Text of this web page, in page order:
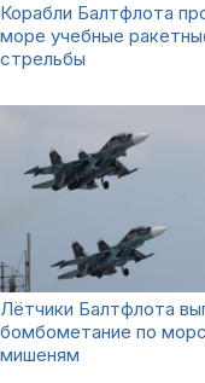
Корабли Балтфлота
море учебные
стрельбы
Лётчики Балтфлота
бомбометание по
мишеням